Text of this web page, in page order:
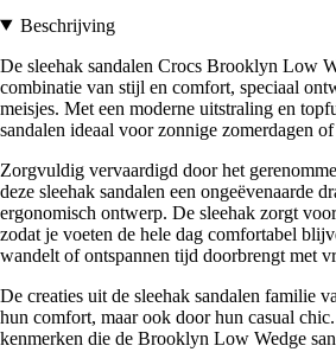
Beschrijving
De sleehak sandalen Crocs Brooklyn Low
combinatie van stijl en comfort, speciaal
meisjes. Met een moderne uitstraling en
sandalen ideaal voor zonnige zomerdagen
Zorgvuldig vervaardigd door het
deze sleehak sandalen een ongeëvenaarde
ergonomisch ontwerp. De sleehak zorgt
zodat je voeten de hele dag comfortabel
wandelt of ontspannen tijd doorbrengt met
De creaties uit de sleehak sandalen familie
hun comfort, maar ook door hun casual
kenmerken die de Brooklyn Low Wedge